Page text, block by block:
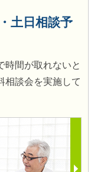
土日相談予
時間が取れないと
相談会を実施して